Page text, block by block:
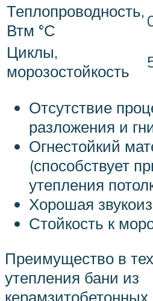
Теплопроводность,
Втм °С
Циклы,
морозостойкость
Отсутствие
разложения и
Огнестойкий
(способствует
утепления
Хорошая
Стойкость к
Преимущество в
утепления бани из
керамзитобетонных